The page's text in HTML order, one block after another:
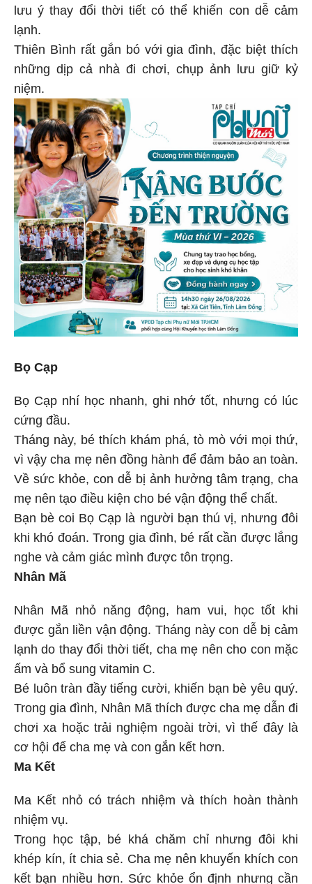
lưu ý thay đổi thời tiết có thể khiến con dễ cảm
lạnh.
Thiên Bình rất gắn bó với gia đình, đặc biệt thích
những dịp cả nhà đi chơi, chụp ảnh lưu giữ kỷ
niệm.
Bọ Cạp
Bọ Cạp nhí học nhanh, ghi nhớ tốt, nhưng có lúc
cứng đầu.
Tháng này, bé thích khám phá, tò mò với mọi thứ,
vì vậy cha mẹ nên đồng hành để đảm bảo an toàn.
Về sức khỏe, con dễ bị ảnh hưởng tâm trạng, cha
mẹ nên tạo điều kiện cho bé vận động thể chất.
Bạn bè coi Bọ Cạp là người bạn thú vị, nhưng đôi
khi khó đoán. Trong gia đình, bé rất cần được lắng
nghe và cảm giác mình được tôn trọng.
Nhân Mã
Nhân Mã nhỏ năng động, ham vui, học tốt khi
được gắn liền vận động. Tháng này con dễ bị cảm
lạnh do thay đổi thời tiết, cha mẹ nên cho con mặc
ấm và bổ sung vitamin C.
Bé luôn tràn đầy tiếng cười, khiến bạn bè yêu quý.
Trong gia đình, Nhân Mã thích được cha mẹ dẫn đi
chơi xa hoặc trải nghiệm ngoài trời, vì thế đây là
cơ hội để cha mẹ và con gắn kết hơn.
Ma Kết
Ma Kết nhỏ có trách nhiệm và thích hoàn thành
nhiệm vụ.
Trong học tập, bé khá chăm chỉ nhưng đôi khi
khép kín, ít chia sẻ. Cha mẹ nên khuyến khích con
kết bạn nhiều hơn. Sức khỏe ổn định nhưng cần